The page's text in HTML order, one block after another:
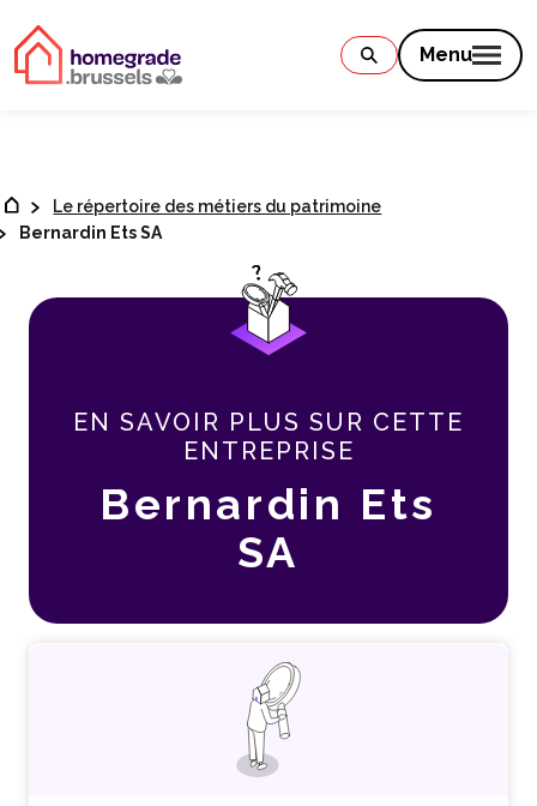
Menu
Le répertoire des métiers du patrimoine
Bernardin Ets SA
EN SAVOIR PLUS SUR CETTE
ENTREPRISE
Bernardin Ets
SA